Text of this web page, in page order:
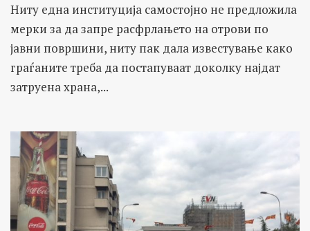
Ниту една институција самостојно не предложила
мерки за да запре расфрлањето на отрови по
јавни површини, ниту пак дала известување како
граѓаните треба да постапуваат доколку најдат
затруена храна,...